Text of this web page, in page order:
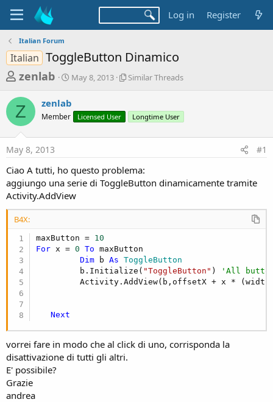
Log in Register
Italian Forum
Italian ToggleButton Dinamico
T
r
e
a
d
s
t
a
r
e
r
zenlab
S
r
a
May 8, 2013
S
r
r
e
Similar Threads
Z zenlab
Member Licensed User Longtime User
May 8, 2013 #1
Ciao A tutti, ho questo problema:
aggiungo una serie di ToggleButton dinamicamente tramite
Activity.AddView
B4X:
maxButton = 10
For x = 0 To maxButton
Dim b As ToggleButton
         b.Initialize(
"ToggleButton" )
'All
Activity.AddView(b,offsetX + x *
Next
vorrei fare in modo che al click di uno, corrisponda la
disattivazione di tutti gli altri.
E' possibile?
Grazie
andrea